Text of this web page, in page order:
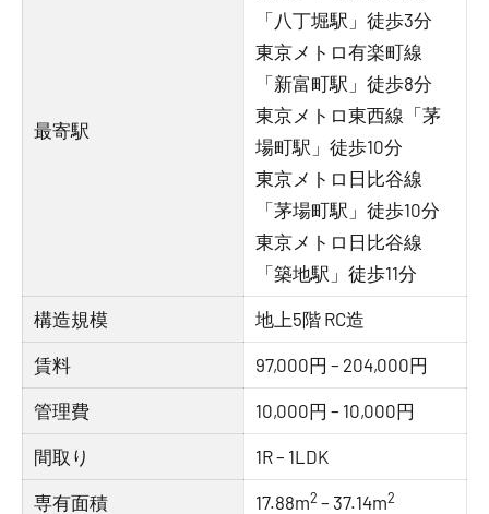
最寄駅
「八丁堀駅」徒歩3分
東京メトロ有楽町線
「新富町駅」徒歩8分
東京メトロ東西線「茅
場町駅」徒歩10分
東京メトロ日比谷線
「茅場町駅」徒歩10分
東京メトロ日比谷線
「築地駅」徒歩11分
構造規模 地上5階 RC造
賃料 97,000円 – 204,000円
管理費 10,000円 – 10,000円
間取り 1R – 1LDK
専有面積 17.88m2 – 37.14m2